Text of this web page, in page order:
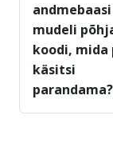
mudeli
koodi, mida
käsitsi
parandama?